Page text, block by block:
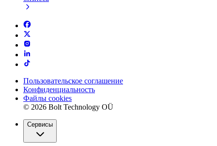
Пользовательское соглашение
Конфиденциальность
Файлы cookies
© 2026 Bolt Technology OÜ
Сервисы